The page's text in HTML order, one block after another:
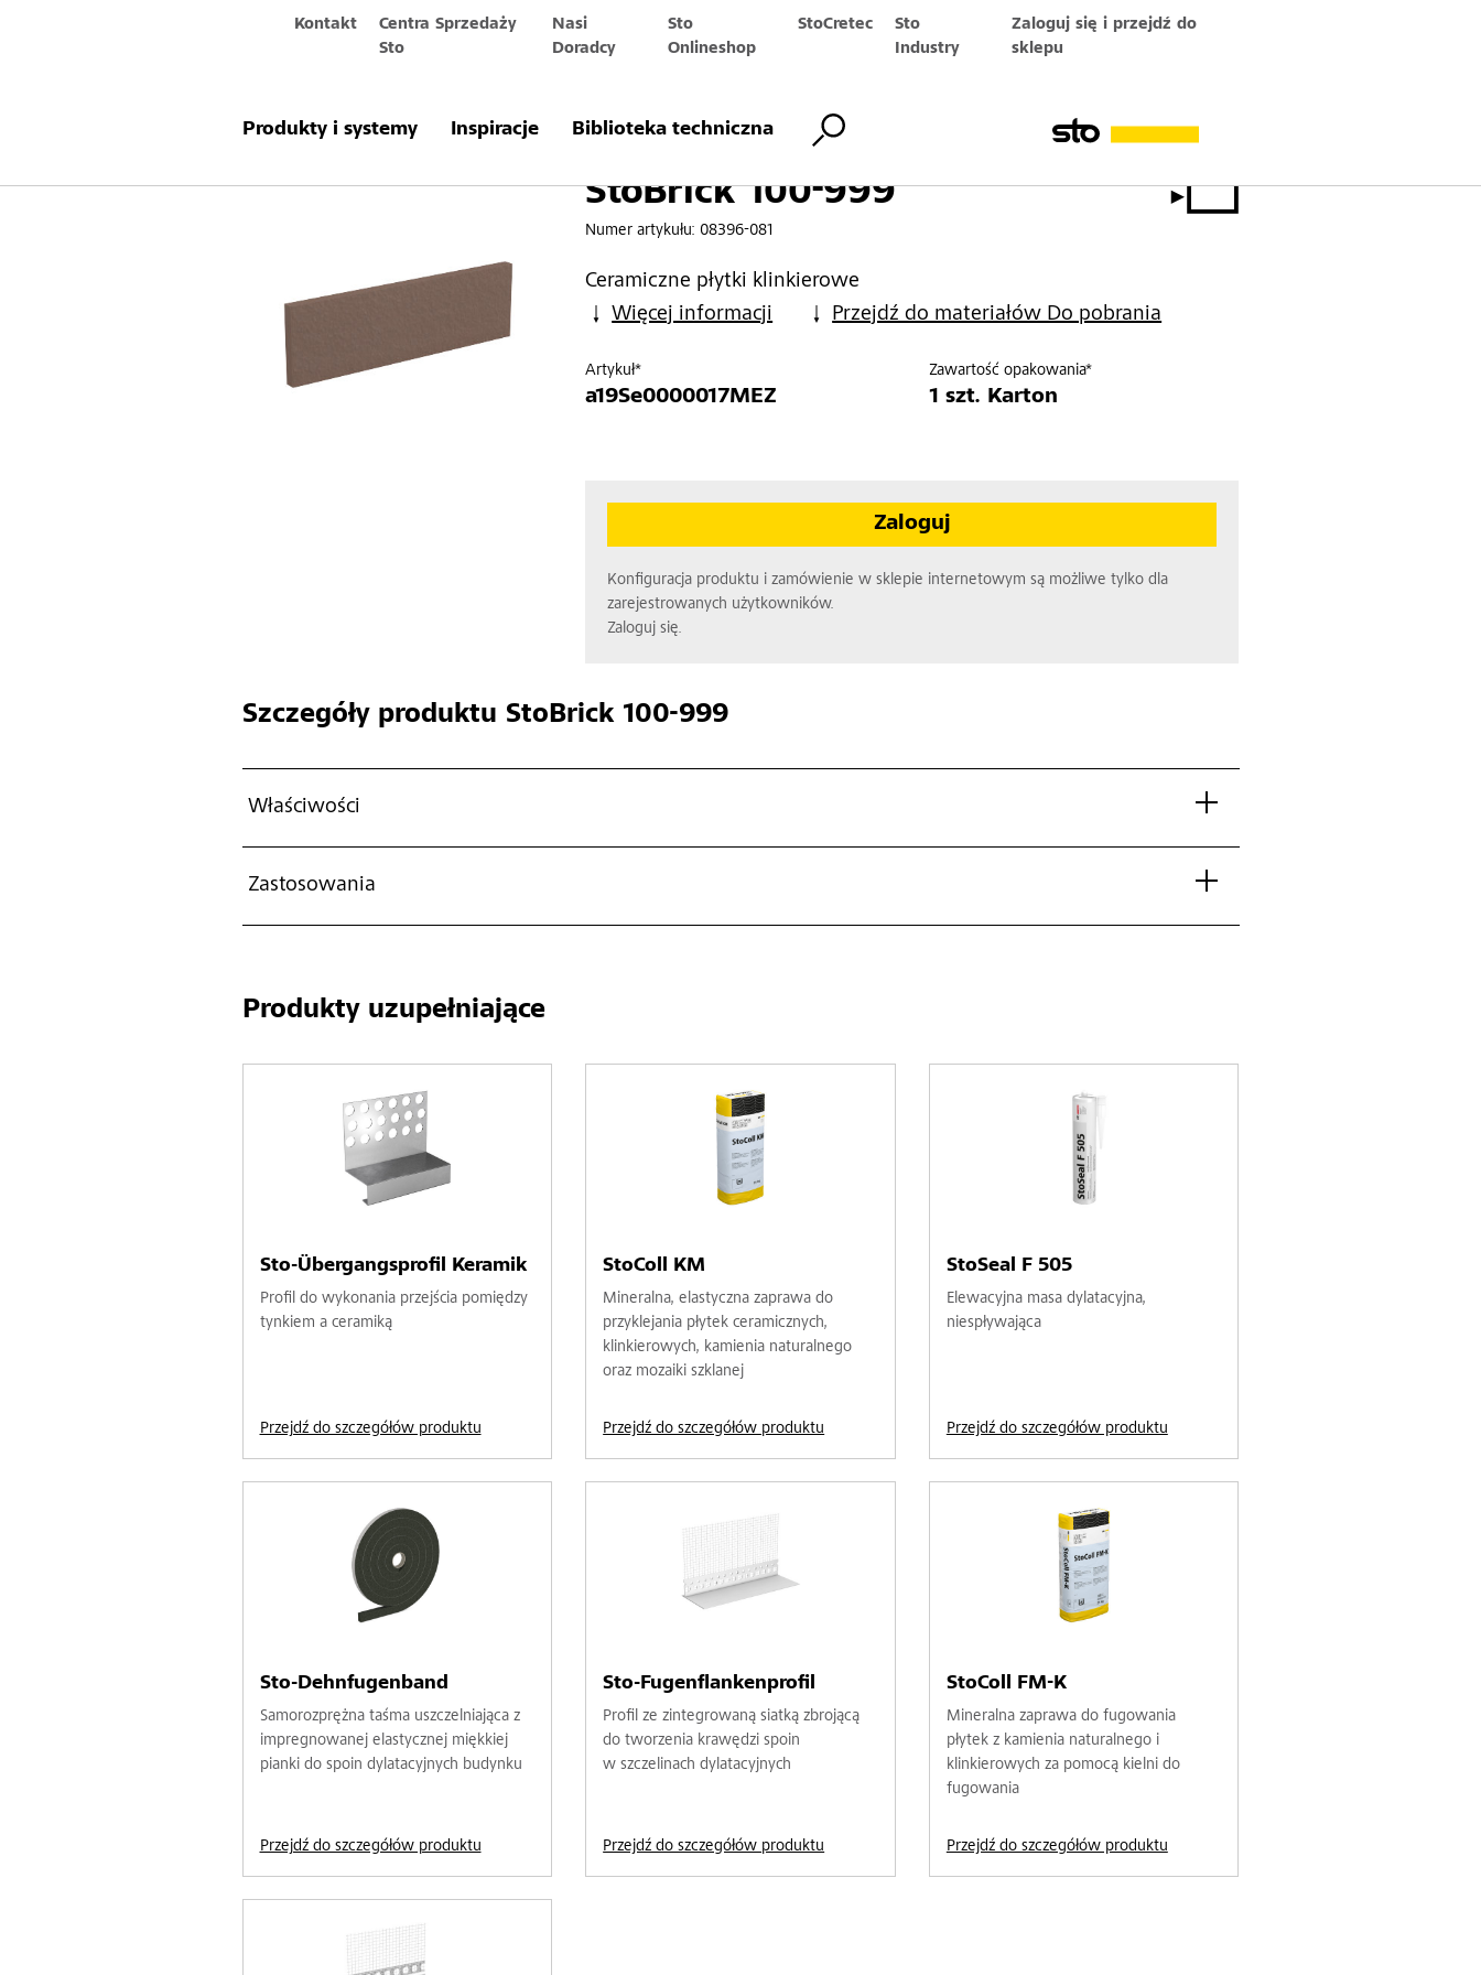
Kontakt
Centra Sprzedaży
Sto
Nasi
Doradcy
Sto
Onlineshop
StoCretec
Sto
Industry
Zaloguj się i przejdź do
sklepu
Produkty i systemy Inspiracje Biblioteka techniczna
StoBrick 100-999
Numer artykułu: 08396-081
Ceramiczne płytki klinkierowe
Więcej informacji
Przejdź do materiałów Do pobrania
Artykuł*
a19Se0000017MEZ
Zawartość opakowania*
1 szt. Karton
Zaloguj
Konfiguracja produktu i zamówienie w sklepie internetowym są możliwe tylko dla
zarejestrowanych użytkowników.
Zaloguj się.
Szczegóły produktu StoBrick 100-999
Właściwości
Zastosowania
Produkty uzupełniające
Sto-Übergangsprofil Keramik
Profil do wykonania przejścia pomiędzy
tynkiem a ceramiką
Przejdź do szczegółów produktu
StoColl KM
Mineralna, elastyczna zaprawa do
przyklejania płytek ceramicznych,
klinkierowych, kamienia naturalnego
oraz mozaiki szklanej
Przejdź do szczegółów produktu
StoSeal F 505
Elewacyjna masa dylatacyjna,
niespływająca
Przejdź do szczegółów produktu
Sto-Dehnfugenband
Samorozprężna taśma uszczelniająca z
impregnowanej elastycznej miękkiej
pianki do spoin dylatacyjnych budynku
Przejdź do szczegółów produktu
Sto-Fugenflankenprofil
Profil ze zintegrowaną siatką zbrojącą
do tworzenia krawędzi spoin
w szczelinach dylatacyjnych
Przejdź do szczegółów produktu
StoColl FM-K
Mineralna zaprawa do fugowania
płytek z kamienia naturalnego i
klinkierowych za pomocą kielni do
fugowania
Przejdź do szczegółów produktu